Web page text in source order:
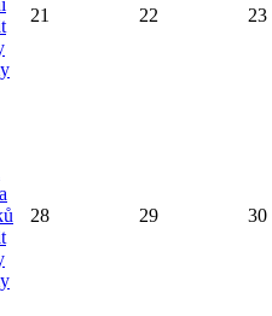
21 22 23
28 29 30